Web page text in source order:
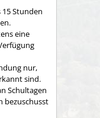
Stunden
eine
nur,
sind.
Schultagen
bezuschusst